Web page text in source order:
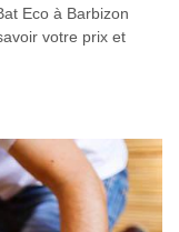
Eco à Barbizon
votre prix et